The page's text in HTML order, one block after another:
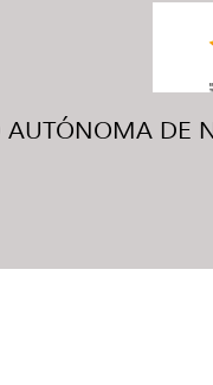
AUTÓNOMA DE